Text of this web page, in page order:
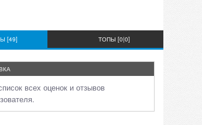
[49] ТОПЫ [0|0]
всех оценок и отзывов